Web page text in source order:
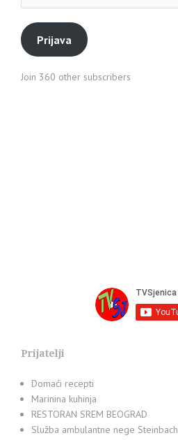
pošte
Prijava
Join 360 other subscribers
Prijatelji
Domaći recepti
Marinina kuhinja
RESTORAN SREM BEOGRAD
Služba ambulantne nege Steinbach